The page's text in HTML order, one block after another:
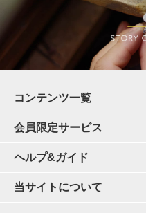
コンテンツ一覧
会員限定サービス
ヘルプ&ガイド
当サイトについて